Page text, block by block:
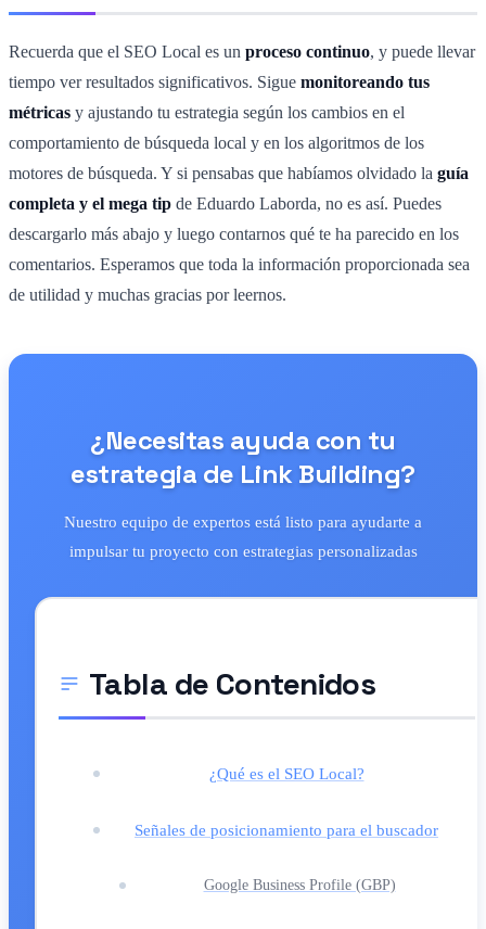
Recuerda que el SEO Local es un proceso continuo, y puede llevar
tiempo ver resultados significativos. Sigue monitoreando tus
métricas y ajustando tu estrategia según los cambios en el
comportamiento de búsqueda local y en los algoritmos de los
motores de búsqueda. Y si pensabas que habíamos olvidado la guía
completa y el mega tip de Eduardo Laborda, no es así. Puedes
descargarlo más abajo y luego contarnos qué te ha parecido en los
comentarios. Esperamos que toda la información proporcionada sea
de utilidad y muchas gracias por leernos.
¿Necesitas ayuda con tu
estrategia de Link Building?
Nuestro equipo de expertos está listo para ayudarte a
impulsar tu proyecto con estrategias personalizadas
Tabla de Contenidos
¿Qué es el SEO Local?
Señales de posicionamiento para el buscador
Google Business Profile (GBP)